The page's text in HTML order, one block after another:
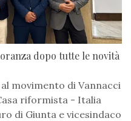
dopo tutte le novità
movimento di Vannacci
riformista - Italia
di Giunta e vicesindaco